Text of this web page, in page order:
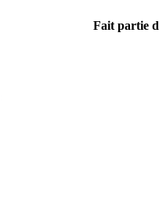
Fait partie